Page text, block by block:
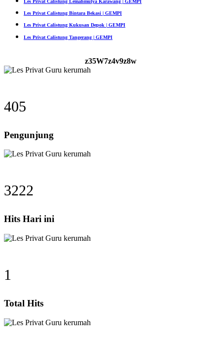
Les Privat Calistung Bintara Bekasi | GEMPI
Les Privat Calistung Kukusan Depok | GEMPI
Les Privat Calistung Tangerang | GEMPI
z35W7z4v9z8w
405
Pengunjung
3222
Hits Hari ini
1
Total Hits